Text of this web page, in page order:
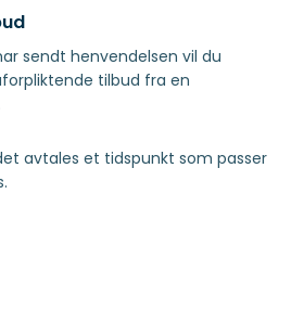
sendt henvendelsen vil du
tilbud fra en
avtales et tidspunkt som passer